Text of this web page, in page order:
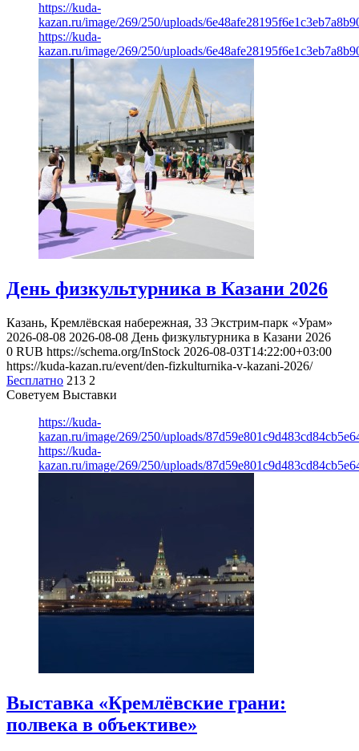
https://kuda-
kazan.ru/image/269/250/uploads/
https://kuda-
kazan.ru/image/269/250/uploads/
День физкультурника в Казани 2026
Казань, Кремлёвская набережная, 33 Экстрим-парк «Урам»
2026-08-08 2026-08-08 День физкультурника в Казани 2026
0 RUB https://schema.org/InStock 2026-08-03T14:22:00+03:00
https://kuda-kazan.ru/event/den-fizkulturnika-v-kazani-2026/
Бесплатно 213 2
Советуем Выставки
https://kuda-
kazan.ru/image/269/250/uploads/
https://kuda-
kazan.ru/image/269/250/uploads/
Выставка «Кремлёвские грани:
полвека в объективе»